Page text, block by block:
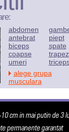
abdomen
antebrat
biceps
coapse
umeri
piept
spate
trapez
alege grupa
musculara